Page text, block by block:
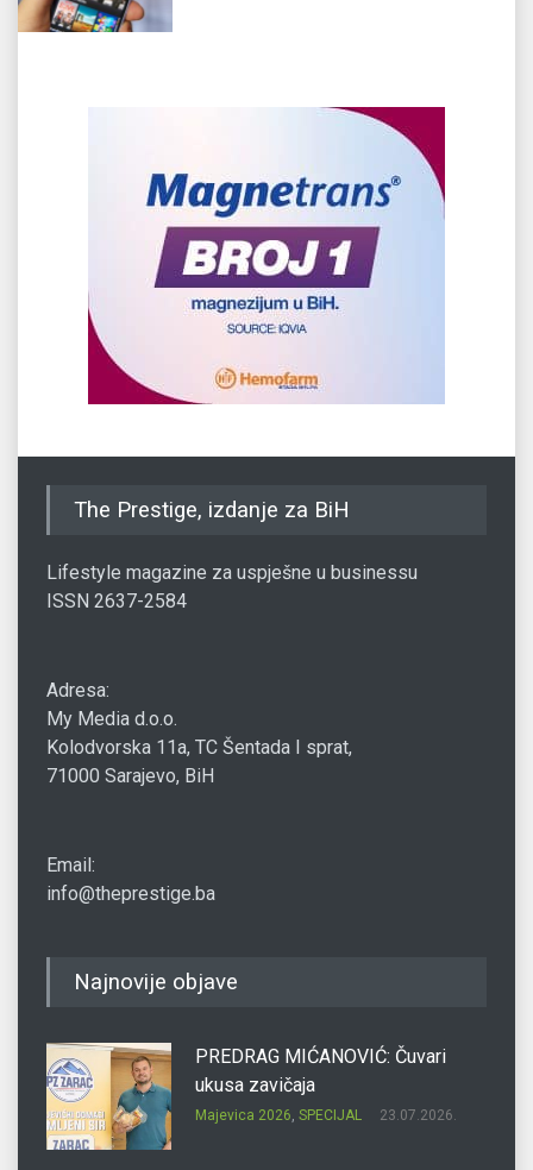
The Prestige, izdanje za BiH
Lifestyle magazine za uspješne u businessu
ISSN 2637-2584
Adresa:
My Media d.o.o.
Kolodvorska 11a, TC Šentada I sprat,
71000 Sarajevo, BiH
Email:
info@theprestige.ba
Najnovije objave
PREDRAG MIĆANOVIĆ: Čuvari
ukusa zavičaja
Majevica 2026, SPECIJAL 23.07.2026.